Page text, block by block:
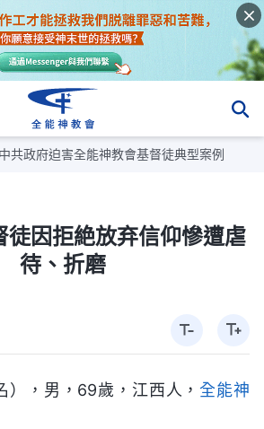
中共政府迫害全能神教會基督徒典型案例
徒因拒絶放弃信仰慘遭虐
待、折磨
），男，69歲，江西人，全能神